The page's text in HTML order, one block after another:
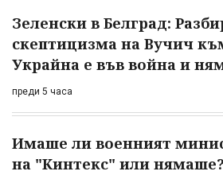
Зеленски в Белград:
скептицизма на Вучич
Украйна е във война и
преди 5 часа
Имаше ли военният
на "Кинтекс" или нямаше?